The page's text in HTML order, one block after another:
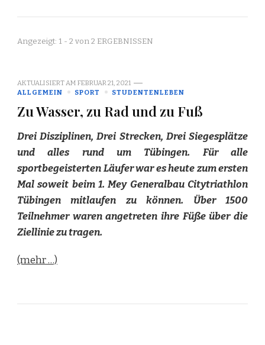
Angezeigt: 1 - 2 von 2 ERGEBNISSEN
AKTUALISIERT AM FEBRUAR 21, 2021
ALLGEMEIN
SPORT STUDENTENLEBEN
Zu Wasser, zu Rad und zu Fuß
Drei Disziplinen, Drei Strecken, Drei Siegesplätze
und alles rund um Tübingen. Für alle
sportbegeisterten Läufer war es heute zum ersten
Mal soweit beim 1. Mey Generalbau Citytriathlon
Tübingen mitlaufen zu können. Über 1500
Teilnehmer waren angetreten ihre Füße über die
Ziellinie zu tragen.
(mehr …)